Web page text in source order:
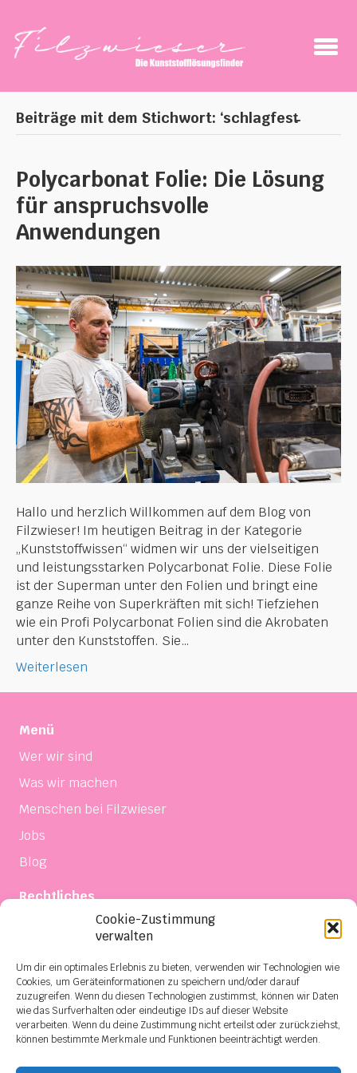
Cookie-Zustimmung
verwalten
Um dir ein optimales Erlebnis zu bieten, verwenden wir Technologien wie
Cookies, um Geräteinformationen zu speichern und/oder darauf
zuzugreifen. Wenn du diesen Technologien zustimmst, können wir Daten
wie das Surfverhalten oder eindeutige IDs auf dieser Website
verarbeiten. Wenn du deine Zustimmung nicht erteilst oder zurückziehst,
können bestimmte Merkmale und Funktionen beeinträchtigt werden.
Beiträge mit dem Stichwort: ‘schlagfest̵
Polycarbonat Folie: Die Lösung
für anspruchsvolle
Anwendungen
Hallo und herzlich Willkommen auf dem Blog von
Filzwieser! Im heutigen Beitrag in der Kategorie
„Kunststoffwissen“ widmen wir uns der vielseitigen
und leistungsstarken Polycarbonat Folie. Diese Folie
ist der Superman unter den Folien und bringt eine
ganze Reihe von Superkräften mit sich! Tiefziehen
wie ein Profi Polycarbonat Folien sind die Akrobaten
unter den Kunststoffen. Sie…
Weiterlesen
Menü
Wer wir sind
Was wir machen
Menschen bei Filzwieser
Jobs
Blog
Rechtliches
Einkaufsbedingungen
Verkaufs- und Lieferbedingungen
Kontakt
Social Media